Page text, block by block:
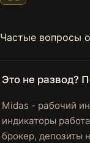
Частые вопросы
Это не развод?
Midas - рабочий
индикаторы
брокер, депозиты